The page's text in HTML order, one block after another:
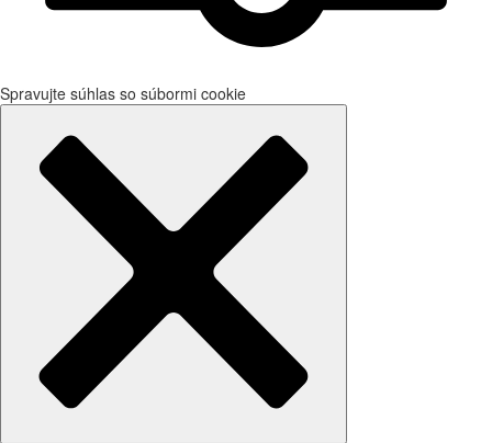
Spravujte súhlas so súbormi cookie